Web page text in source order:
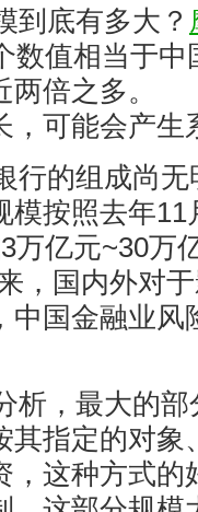
到底有多大？
数值相当于中
倍之多。
，可能会产生
行的组成尚
模按照去年
万亿元~30万
，国内外对
中国金融业风
析，最大的
其指定的对象
，这种方式的